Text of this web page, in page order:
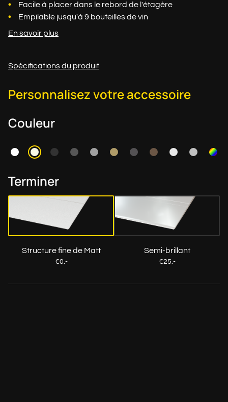
Facile à placer dans le rebord de l'étagère
Empilable jusqu'à 9 bouteilles de vin
En savoir plus
Spécifications du produit
Personnalisez votre accessoire
Couleur
Terminer
Structure fine de Matt
€0.-
Semi-brillant
€25.-